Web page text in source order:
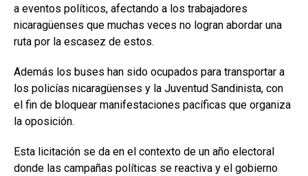
a eventos políticos, afectando a los trabajadores
nicaragüenses que muchas veces no logran abordar una
ruta por la escasez de estos.
Además los buses han sido ocupados para transportar a
los policías nicaragüenses y la Juventud Sandinista, con
el fin de bloquear manifestaciones pacíficas que organiza
la oposición.
Esta licitación se da en el contexto de un año electoral
donde las campañas políticas se reactiva y el gobierno